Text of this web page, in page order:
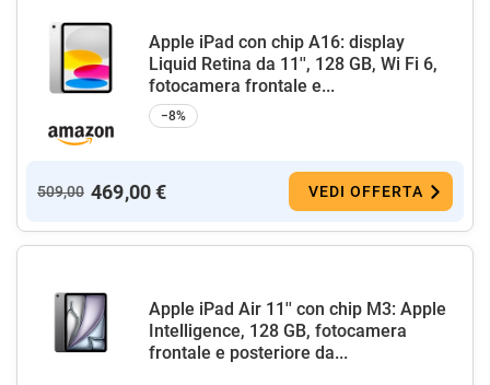
Apple iPad con chip A16: display
Liquid Retina da 11'', 128 GB, Wi Fi 6,
fotocamera frontale e...
−8%
509,00 469,00 € VEDI OFFERTA
Apple iPad Air 11'' con chip M3: Apple
Intelligence, 128 GB, fotocamera
frontale e posteriore da...